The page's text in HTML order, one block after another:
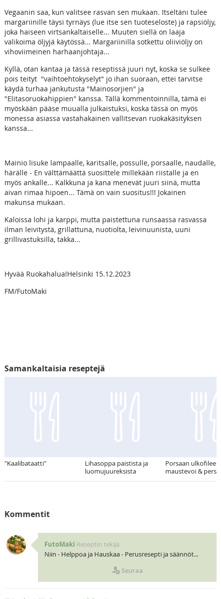
Vegaanin saa, kun valitsee rasvan sen mukaan. Itseltäni tulee
margariinille täysi tyrnäys (lue itse sen tuoteseloste) ja rapsiöljy,
joka haiseen virtsankaltaiselle... Muuten siellä on laaja
valikoima öljyjä käytössä... Margariinilla sotkettu oliiviöljy on
vihoviimeinen harhaanjohtaja...
Kyllä, otan kantaa ja tässä reseptissä juuri nyt, koska se sulkee
pois teityt "vaihtoehtokyselyt" jo ihan suoraan, ettei tarvitse
käydä turhaa jankutusta "Mainosorjien" ja
"Elitasoruokahippien" kanssa. Tällä kommentoinnilla, tämä ei
myöskään pääse muualla julkaistuksi, koska tässä on myös
monessa asiassa vastahakainen vallitsevan ruokakäsityksen
kanssa...
Mainio lisuke lampaalle, karitsalle, possulle, porsaalle, naudalle,
härälle - En välttämäättä suosittele millekään riistalle ja en
myös ankalle... Kalkkuna ja kana menevät juuri siinä, mutta
aivan rimaa hipoen... Tämä on vain suositus!!! Jokainen
makunsa mukaan.
Kaloissa lohi ja karppi, mutta paistettuna runsaassa rasvassa
ilman leivitystä, grillattuna, nuotiolta, leivinuunista, uuni
grillivastuksilla, takka...
Hyvää Ruokahalua!Helsinki 15.12.2023
FM/FutoMaki
Samankaltaisia reseptejä
"Kaalibataatti"
Lihasoppa paistista ja
luomujuureksista
Porsaan
maustevoi &
Kommentit
FutoMaki Reseptin tekijä
Niin - Helppoa ja Hauskaa - Perusresepti ja säännöt...
Seuraa